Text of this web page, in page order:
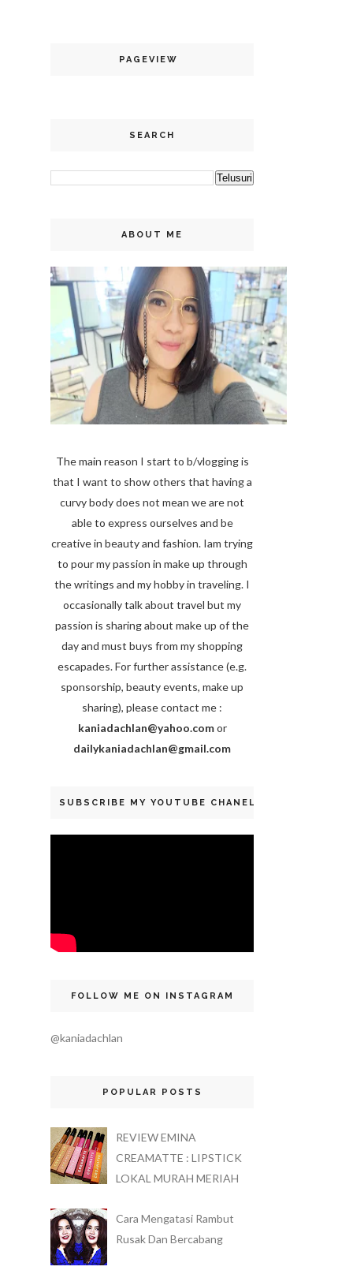
PAGEVIEW
SEARCH
ABOUT ME
The main reason I start to b/vlogging is
that I want to show others that having a
curvy body does not mean we are not
able to express ourselves and be
creative in beauty and fashion. Iam trying
to pour my passion in make up through
the writings and my hobby in traveling. I
occasionally talk about travel but my
passion is sharing about make up of the
day and must buys from my shopping
escapades. For further assistance (e.g.
sponsorship, beauty events, make up
sharing), please contact me :
kaniadachlan@yahoo.comor
dailykaniadachlan@gmail.com
SUBSCRIBE MY YOUTUBE CHANEL
FOLLOW ME ON INSTAGRAM
@kaniadachlan
POPULAR POSTS
REVIEW EMINA
CREAMATTE : LIPSTICK
LOKAL MURAH MERIAH
Cara Mengatasi Rambut
Rusak Dan Bercabang